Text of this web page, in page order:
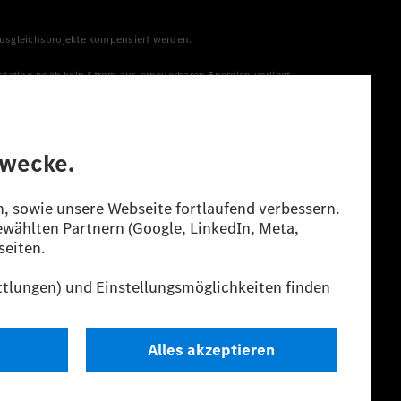
kompensiert werden.
noch kein Strom aus erneuerbaren Energien vorliegt,
angegebenen Spannweiten beziehen sich auf den
durch den Pkw, sondern auch vom Fahrstil und
ermittelt. Es liegen bislang weder bestätigte Werte von